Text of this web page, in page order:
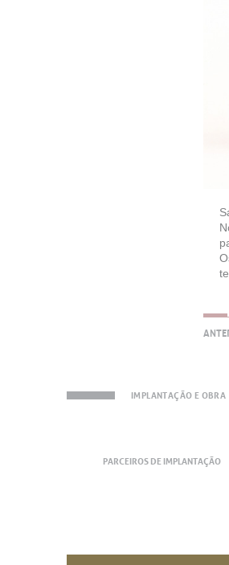
IMPLANTAÇÃO E OBRA
PARCEIROS DE IMPLANTAÇÃO